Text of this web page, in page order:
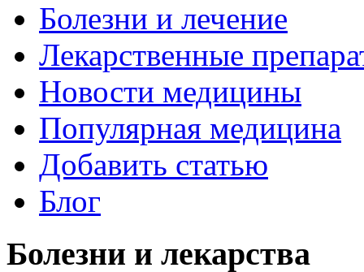
Болезни и лечение
Лекарственные
Новости медицины
Популярная медицина
Добавить статью
Блог
Болезни и лекарства